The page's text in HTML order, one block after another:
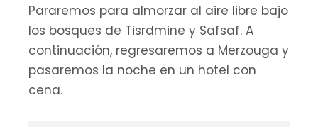
Pararemos para almorzar al aire libre bajo
los bosques de Tisrdmine y Safsaf. A
continuación, regresaremos a Merzouga y
pasaremos la noche en un hotel con
cena.